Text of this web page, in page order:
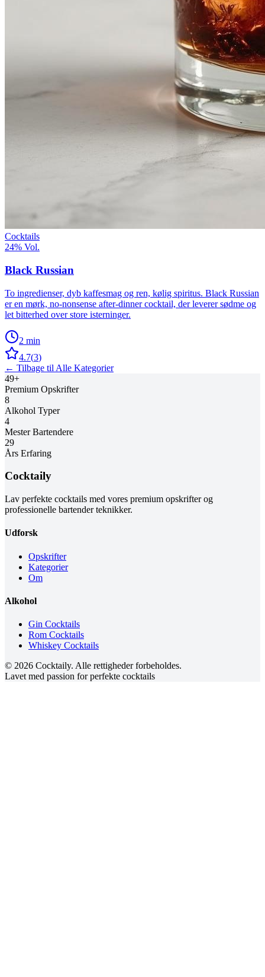
Cocktails
24% Vol.
Black Russian
To ingredienser, dyb kaffesmag og ren, kølig spiritus. Black Russian
er en mørk, no-nonsense after-dinner cocktail, der leverer sødme og
let bitterhed over store isterninger.
2 min
4.7(3)
← Tilbage til Alle Kategorier
49+
Premium Opskrifter
8
Alkohol Typer
4
Mester Bartendere
29
Års Erfaring
Cocktaily
Lav perfekte cocktails med vores premium opskrifter og
professionelle bartender teknikker.
Udforsk
Opskrifter
Kategorier
Om
Alkohol
Gin Cocktails
Rom Cocktails
Whiskey Cocktails
© 2026 Cocktaily. Alle rettigheder forbeholdes.
Lavet med passion for perfekte cocktails